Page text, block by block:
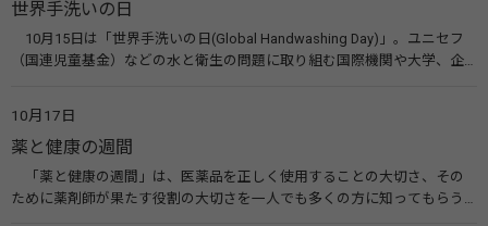
ルヘルス・ポータルサイト「こころの耳」（厚生労働省）
世界手洗いの日
10月15日は「世界手洗いの日(Global Handwashing Day)」。ユニセフ
（国連児童基金）などの水と衛生の問題に取り組む国際機関や大学、企
10月17日
薬と健康の週間
「薬と健康の週間」は、医薬品を正しく使用することの大切さ、その
ために薬剤師が果たす役割の大切さを一人でも多くの方に知ってもらう